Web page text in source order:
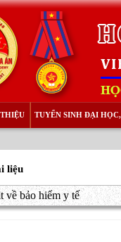
TUYỂN SINH ĐẠI
liệu
về bảo hiểm y tế